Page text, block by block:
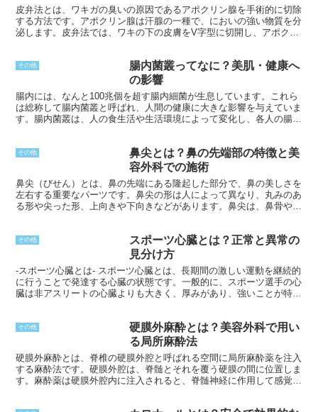
皮弁法とは、ワキガの臭いの原因であるアポクリン腺を手術的に切除
する方法です。アポクリン腺は汗腺の一種で、においの強い物質を分
泌します。皮弁法では、ワキの下の皮膚をV字型に切開し、アポクリ
その他
腸内菌叢ってなに？美肌・健康へ
の影響
腸内には、なんと100兆個を超す腸内細菌が生息しています。これら
は総称して腸内菌叢と呼ばれ、人間の健康に大きな影響を与えていま
す。腸内菌叢は、人の食生活や生活環境によって変化し、各人の腸内
役割を担っています。
その他
鼻尖とは？鼻の先端部の特徴と美
容外科での施術
鼻尖（びせん）とは、鼻の先端にある隆起した部分で、鼻の美しさを
左右する重要なパーツです。鼻尖の形は人によって異なり、丸みのあ
る形や尖った形、上向きや下向きなどがあります。鼻尖は、鼻骨や鼻
その他
スポーツ心臓とは？正常と異常の
見分け方
-スポーツ心臓とは- スポーツ心臓とは、長期間の激しい運動を継続的
に行うことで発達する心臓の状態です。一般的に、スポーツ選手の心
臓は非アスリートの心臓よりも大きく、厚みがあり、強いことが特徴
応であり、一般的に健康上のリスクはありません。しかし、一部のア
スリートでは、過度なトレーニングや根本的な心臓疾患により、スポ
ーツ心臓とは異なる異常が発生することがあります。これらの異常
は、心臓の構造や機能に影響を与える可能性があり、重大な健康上の
問題につながる可能性があります。
その他
硬膜外麻酔とは？美容外科で用い
る局所麻酔法
硬膜外麻酔とは、脊椎の硬膜外腔と呼ばれる空間に局所麻酔薬を注入
する麻酔法です。硬膜外腔は、脊髄とそれを覆う硬膜の間に位置しま
す。麻酔薬は硬膜外腔内に注入されると、脊髄神経に作用して感覚を